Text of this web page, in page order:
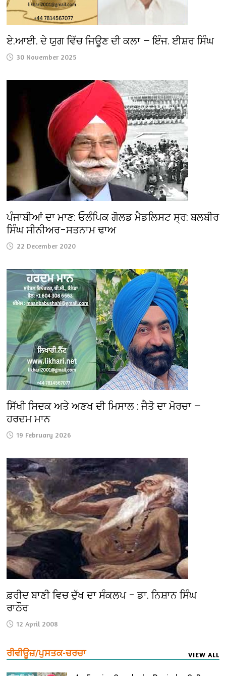
ਏ.ਆਈ. ਦੇ ਯੁਗ ਵਿੱਚ ਜਿਊਣ ਦੀ ਕਲਾ — ਇੰਜ. ਈਸ਼ਰ ਸਿੰਘ
30 November 2025
ਪੰਜਾਬੀਆਂ ਦਾ ਮਾਣ: ਓਲੰਪਿਕ ਗੋਲਡ ਮੈਡਲਿਸਟ ਸ੍ਰ: ਬਲਬੀਰ
ਸਿੰਘ ਸੀਨੀਅਰ–ਸਤਨਾਮ ਢਾਅ
22 December 2020
ਸਿੱਖੀ ਸਿਦਕ ਅਤੇ ਅਣਖ ਦੀ ਮਿਸਾਲ : ਜੈਤੋ ਦਾ ਮੋਰਚਾ —
ਹਰਦਮ ਮਾਨ
19 February 2026
ਫ਼ਰੀਦ ਬਾਣੀ ਵਿਚ ਦੁੱਖ ਦਾ ਸੰਕਲਪ – ਡਾ. ਨਿਸ਼ਾਨ ਸਿੰਘ
ਰਾਠੌਰ
12 April 2008
ਰੀਵੀਊਜ਼/ਪੁਸਤਕ-ਚਰਚਾ VIEW ALL